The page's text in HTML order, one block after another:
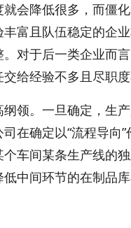
会降低很多，而僵
富且队伍稳定的企
对于后一类企业而
给经验不多且尽职度
。一旦确定，生
在确定以“流程导向
车间某条生产线的
中间环节的在制品